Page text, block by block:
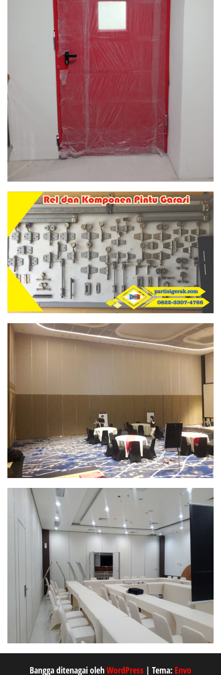
Bangga ditenagai olehWordPress | Tema: Envo